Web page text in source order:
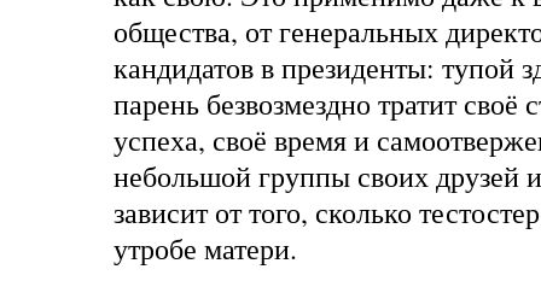
общества, от генеральных
кандидатов в президенты: тупой
парень безвозмездно тратит своё
успеха, своё время и
небольшой группы своих друзей
зависит от того, сколько
утробе матери.